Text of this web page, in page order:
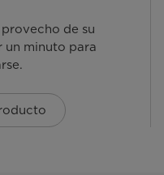
de su
minuto para